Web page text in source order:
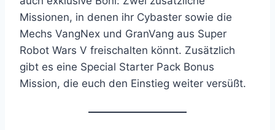
Missionen, in denen ihr Cybaster sowie die
Mechs VangNex und GranVang aus Super
Robot Wars V freischalten könnt. Zusätzlich
gibt es eine Special Starter Pack Bonus
Mission, die euch den Einstieg weiter versüßt.